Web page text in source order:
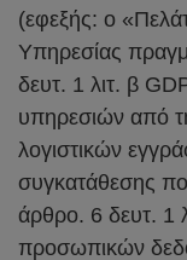
(εφεξής: ο
Υπηρεσίας
δευτ. 1 λιτ. β
υπηρεσιών από
λογιστικών
συγκατάθεσης
άρθρο. 6 δευτ. 1
προσωπικών